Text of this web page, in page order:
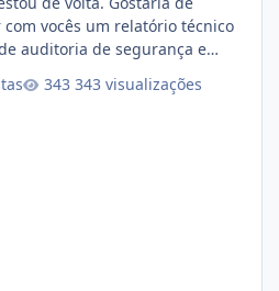
vocês um relatório técnico
auditoria de segurança e
circulação e comercialização
343 visualizações